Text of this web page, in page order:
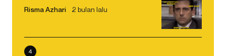
Risma Azhari 2 bulan lalu
4